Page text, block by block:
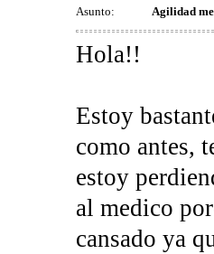
Asunto:
Agilidad
Hola!!
Estoy
como antes,
estoy
al medico
cansado ya